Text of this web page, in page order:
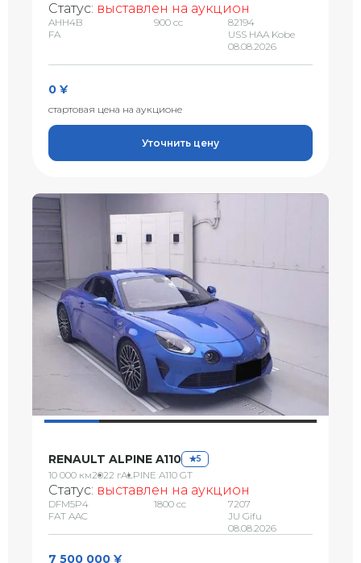
Статус: выставлен на аукцион
AHH4B
FA
900 сс
82194
USS HAA Kobe
08.08.2026
0 ¥
стартовая цена на аукционе
Уточнить цену
RENAULT ALPINE A110 5
10 000 км2022 гALPINE A110 GT
Статус: выставлен на аукцион
DFM5P4
FAT AAC
1800 сс
7207
JU Gifu
08.08.2026
7 500 000 ¥